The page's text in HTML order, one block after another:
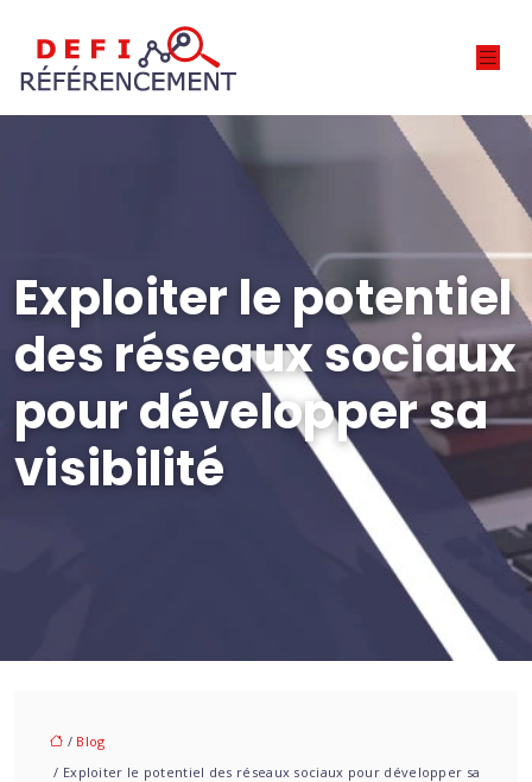
Exploiter le potentiel
des réseaux sociaux
pour développer sa
visibilité
/ Blog
/ Exploiter le potentiel des réseaux sociaux pour développer sa